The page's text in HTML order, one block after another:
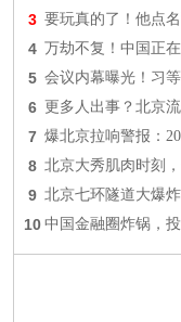
3 要玩真的了！他点
4 万劫不复！中国正
5 会议内幕曝光！习
6 更多人出事？北京
7 爆北京拉响警报：
8 北京大秀肌肉时刻
9 北京七环隧道大爆
10 中国金融圈炸锅，